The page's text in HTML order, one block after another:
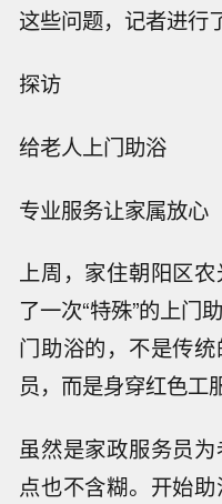
这些问题，记者进行
探访
给老人上门助浴
专业服务让家属放心
上周，家住朝阳区
了一次“特殊”的上门
门助浴的，不是传
员，而是身穿红色工
虽然是家政服务员
点也不含糊。开始